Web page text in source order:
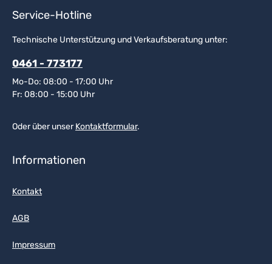
Service-Hotline
Technische Unterstützung und Verkaufsberatung unter:
0461 - 773177
Mo-Do: 08:00 - 17:00 Uhr
Fr: 08:00 - 15:00 Uhr
Oder über unserKontaktformular.
Informationen
Kontakt
AGB
Impressum